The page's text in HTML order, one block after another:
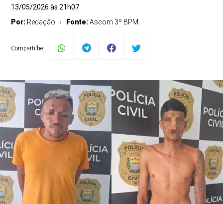
13/05/2026 às 21h07
Por: Redação Fonte:Ascom 3º BPM
Compartilhe: